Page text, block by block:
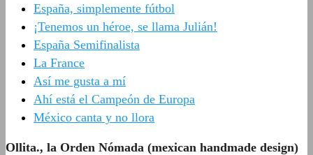
España, simplemente fútbol
¡Tenemos un héroe, se llama Julián!
España Semifinalista
La France
Así me gusta a mí
Ahí está el Campeón de Europa
México canta y no llora
Ollita., la Orden Nómada (mexican handmade design)